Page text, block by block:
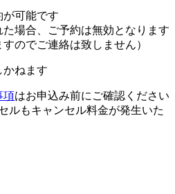
が可能です
場合、ご予約は無効となります
のでご連絡は致しません）
かねます
項はお申込み前にご確認ください
ルもキャンセル料金が発生いた